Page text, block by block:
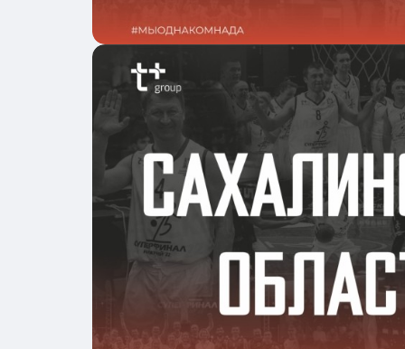
Подробнее